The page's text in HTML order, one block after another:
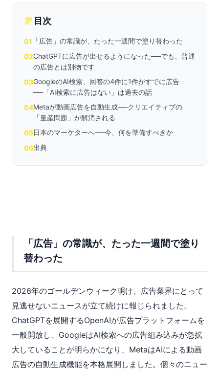
目次
01 「広告」の常識が、たった一週間で塗り替わった
02ChatGPTに広告が出せるようになった──でも、普通
の広告とは別物です
03GoogleのAI検索、回答の4件に1件がすでに広告
──「AI検索に広告はない」は過去の話
04Metaが動画広告を自動生成──クリエイティブの
「量産問題」が解消される
05日本のマーケターへ──今、何を準備すべきか
06出典
「広告」の常識が、たった一週間で塗り
替わった
2026年のゴールデンウィーク明け、広告業界にとって
見逃せないニュースが立て続けに報じられました。
ChatGPTを展開するOpenAIが広告プラットフォームを
一般開放し、GoogleはAI検索への広告組み込みが急拡
大していることが明らかになり、MetaはAIによる動画
広告の自動生成機能を本格展開しました。個々のニュー